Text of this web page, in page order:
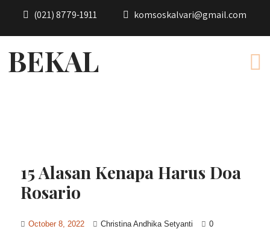
(021) 8779-1911 komsoskalvari@gmail.com
BEKAL
15 Alasan Kenapa Harus Doa
Rosario
October 8, 2022 Christina Andhika Setyanti
0